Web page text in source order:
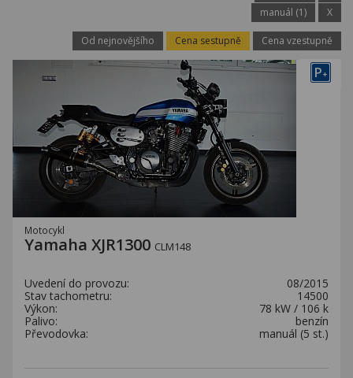
manuál (1)
X
Od nejnovějšího Cena sestupně Cena vzestupně
P+
Motocykl
Yamaha XJR1300 CLM148
Uvedení do provozu:
08/2015
Stav tachometru:
14500
Výkon:
78 kW / 106 k
Palivo:
benzín
Převodovka:
manuál (5 st.)